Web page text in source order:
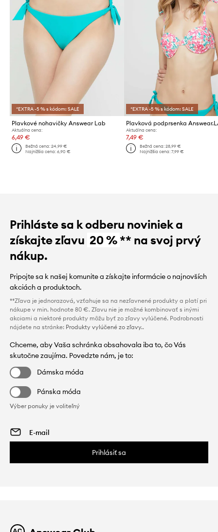
*EXTRA -5 % s kódom: SALE
Plavkové nohavičky Answear Lab
Aktuálna cena:
6,49 €
Bežná cena:24,99 €
Najnižšia cena:6,90 €
*EXTRA -5 % s kódom: SALE
Plavková podprsenka
Aktuálna cena:
7,49 €
Bežná cena: 28,99 €
Najnižšia cena: 7,99 €
Prihláste sa k odberu noviniek a
získajte zľavu 20 %** na svoj prvý
nákup.
Pripojte sa k našej komunite a získajte informácie o najnovších
akciách a produktoch.
**Zľava je jednorazová, vzťahuje sa na nezľavnené produkty a platí pri
nákupe v min. hodnote 80 €. Zľavu nie je možné kombinovať s inými
akciami a niektoré produkty môžu byť zo zľavy vylúčené. Podrobnosti
nájdete na stránke: Produkty vylúčené zo zľavy..
Chceme, aby Vaša schránka obsahovala iba to, čo Vás
skutočne zaujíma. Povedzte nám, je to:
Dámska móda
Pánska móda
Výber ponuky je voliteľný
Prihlásiť sa